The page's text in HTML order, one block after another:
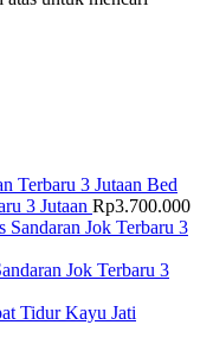
Bed
3 Jutaan Rp3.700.000
Jok Terbaru 3